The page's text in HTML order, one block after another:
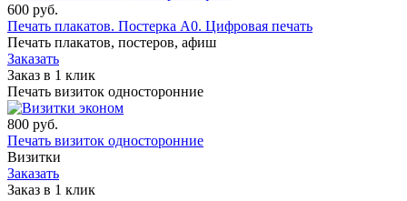
600 руб.
Печать плакатов. Постерка А0. Цифровая печать
Печать плакатов, постеров, афиш
Заказать
Заказ в 1 клик
Печать визиток односторонние
800 руб.
Печать визиток односторонние
Визитки
Заказать
Заказ в 1 клик